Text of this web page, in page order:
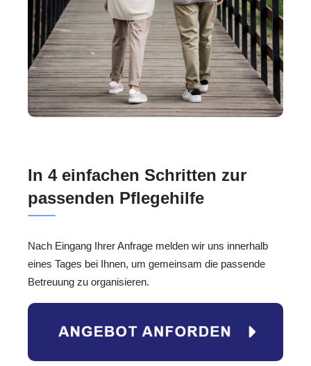
In 4 einfachen Schritten zur
passenden Pflegehilfe
Nach Eingang Ihrer Anfrage melden wir uns innerhalb
eines Tages bei Ihnen, um gemeinsam die passende
Betreuung zu organisieren.